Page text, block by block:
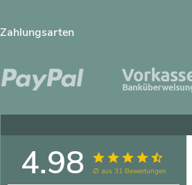
Zahlungsarten
4.98∅ aus 31 Bewertungen